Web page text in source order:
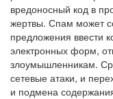
вредоносный код в
жертвы. Спам может
предложения ввести
электронных форм,
злоумышленникам.
сетевые атаки, и
и подмена